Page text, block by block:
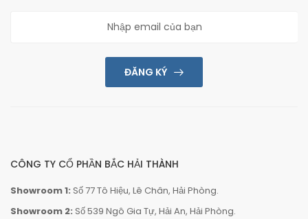
ĐĂNG KÝ
CÔNG TY CỔ PHẦN BẮC HẢI THÀNH
Showroom 1: Số 77 Tô Hiệu, Lê Chân, Hải Phòng.
Showroom 2: Số 539 Ngô Gia Tự, Hải An, Hải Phòng.